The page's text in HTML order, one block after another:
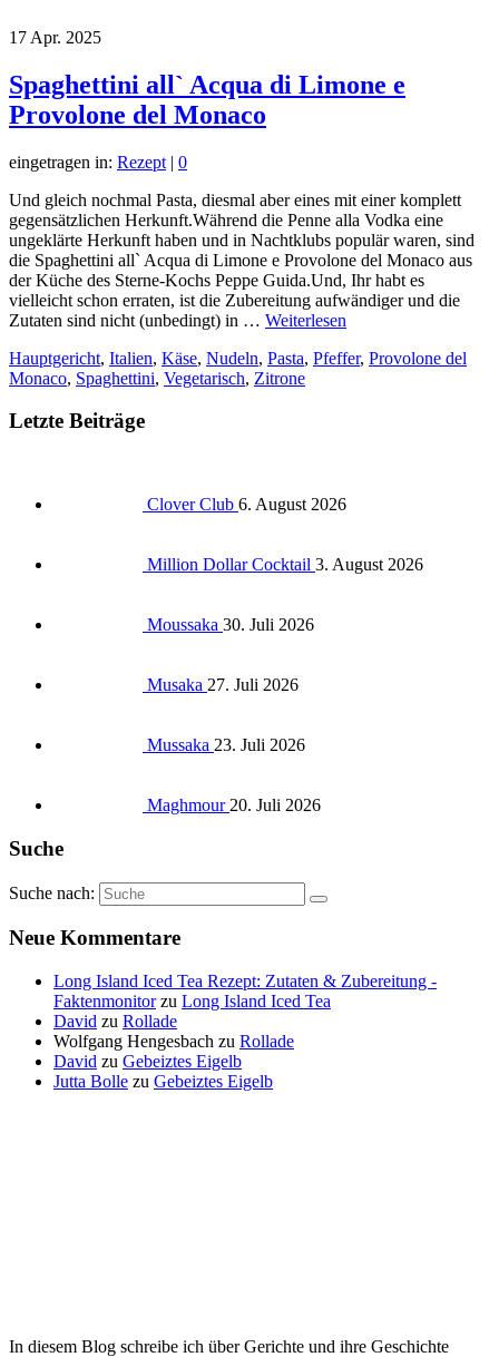
17 Apr. 2025
Spaghettini all` Acqua di Limone e
Provolone del Monaco
eingetragen in: Rezept | 0
Und gleich nochmal Pasta, diesmal aber eines mit einer komplett
gegensätzlichen Herkunft.Während die Penne alla Vodka eine
ungeklärte Herkunft haben und in Nachtklubs populär waren, sind
die Spaghettini all` Acqua di Limone e Provolone del Monaco aus
der Küche des Sterne-Kochs Peppe Guida.Und, Ihr habt es
vielleicht schon erraten, ist die Zubereitung aufwändiger und die
Zutaten sind nicht (unbedingt) in … Weiterlesen
Hauptgericht, Italien, Käse, Nudeln, Pasta, Pfeffer, Provolone del
Monaco, Spaghettini, Vegetarisch, Zitrone
Letzte Beiträge
Clover Club 6. August 2026
Million Dollar Cocktail 3. August 2026
Moussaka 30. Juli 2026
Musaka 27. Juli 2026
Mussaka 23. Juli 2026
Maghmour 20. Juli 2026
Suche
Suche nach:
Neue Kommentare
Long Island Iced Tea Rezept: Zutaten & Zubereitung -
Faktenmonitorzu Long Island Iced Tea
David zu Rollade
Wolfgang Hengesbach zu Rollade
David zu Gebeiztes Eigelb
Jutta Bolle zu Gebeiztes Eigelb
In diesem Blog schreibe ich über Gerichte und ihre Geschichte